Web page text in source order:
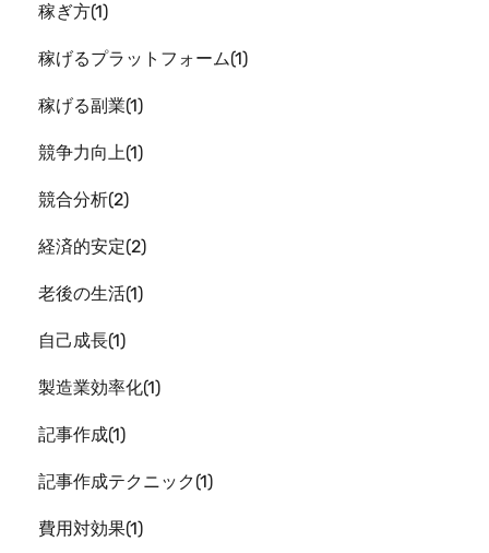
稼ぎ方 1
稼げるプラットフォーム 1
稼げる副業 1
競争力向上 1
競合分析 2
経済的安定 2
老後の生活 1
自己成長 1
製造業効率化 1
記事作成 1
記事作成テクニック 1
費用対効果 1